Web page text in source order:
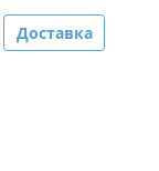
Доставка